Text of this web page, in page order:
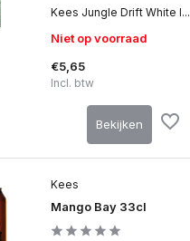
Kees Jungle Drift White I...
Niet op voorraad
€5,65
Incl. btw
Bekijken
Kees
Mango Bay 33cl